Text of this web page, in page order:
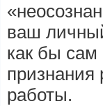
ваш
как бы сам
признания
работы.